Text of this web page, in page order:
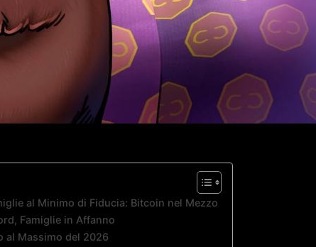
al Minimo di Fiducia: Bitcoin nel Mezzo
Famiglie in Affanno
al Massimo del 2026